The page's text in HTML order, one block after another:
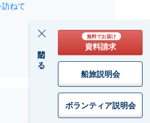
閉じる
無料でお届け
資料請求
船旅説明会
ボランティア説明会
ねて